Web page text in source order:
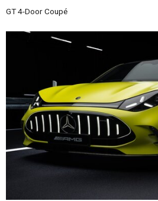
GT 4-Door Coupé